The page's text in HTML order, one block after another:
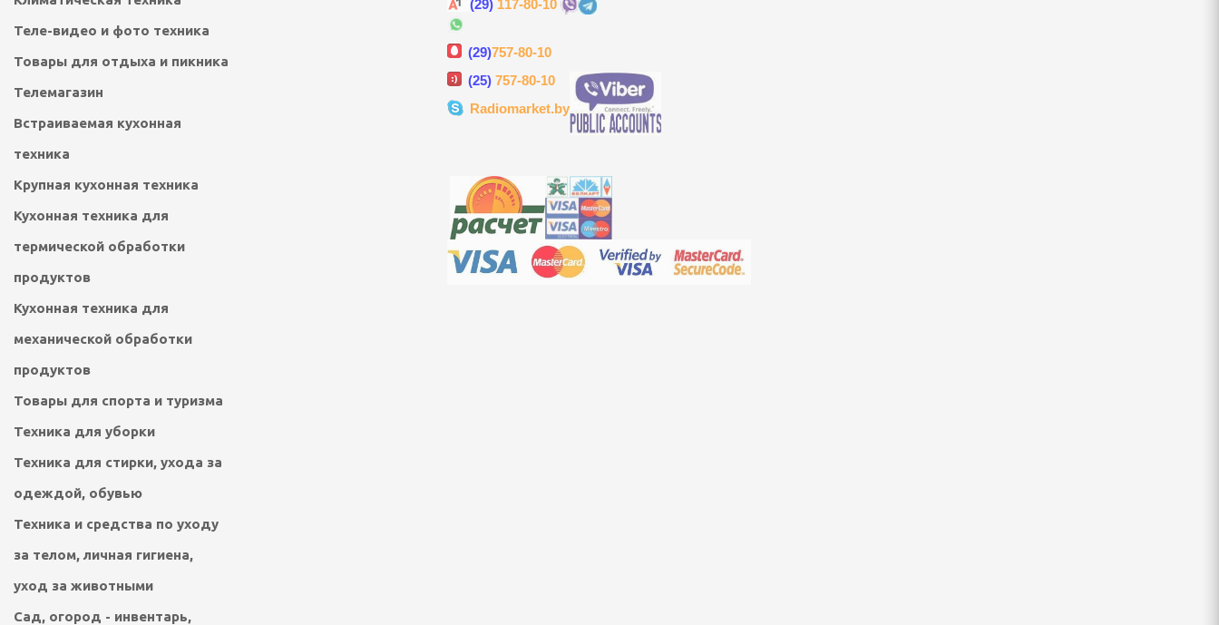
Теле-видео и фото техника
Товары для отдыха и пикника
Телемагазин
Встраиваемая кухонная
техника
Крупная кухонная техника
Кухонная техника для
термической обработки
продуктов
Кухонная техника для
механической обработки
продуктов
Товары для спорта и туризма
Техника для уборки
Техника для стирки, ухода за
одеждой, обувью
Техника и средства по уходу
за телом, личная гигиена,
уход за животными
Сад, огород - инвентарь,
(29) 117-80-10
(29)757-80-10
(25) 757-80-10
Radiomarket.by